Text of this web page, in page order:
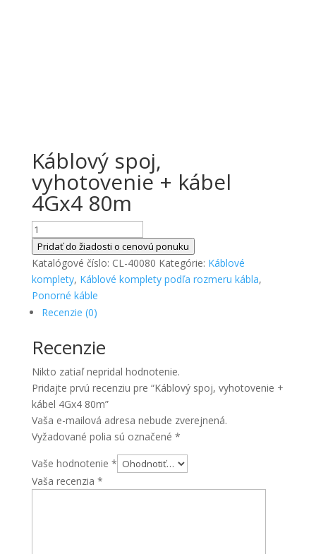
Káblový spoj,
vyhotovenie + kábel
4Gx4 80m
množstvo
Káblový
spoj,
vyhotovenie
+
kábel
80m
Pridať do žiadosti o cenovú ponuku
Katalógové číslo: CL-40080 Kategórie: Káblové
komplety, Káblové komplety podľa rozmeru kábla,
Ponorné káble
Recenzie (0)
Recenzie
Nikto zatiaľ nepridal hodnotenie.
Pridajte prvú recenziu pre “Káblový spoj, vyhotovenie +
kábel 4Gx4 80m”
Vaša e-mailová adresa nebude zverejnená.
Vyžadované polia sú označené *
Vaše hodnotenie *
Vaša recenzia *